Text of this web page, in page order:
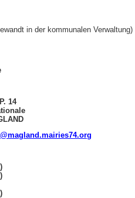
in der kommunalen Verwaltung)
14